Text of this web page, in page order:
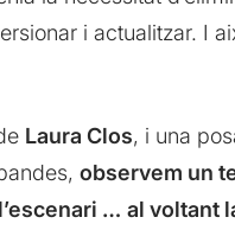
i actualitzar. I
Laura Clos, i una
observem un
… al voltant